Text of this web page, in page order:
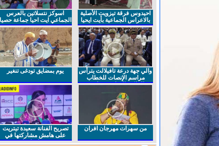
احيدوس فرقة تيزويت الأصلية
بالاعراس الجماعية بأيت ايحيا
اسوكز نتسلاتين بالعرس
الجماعي ايت احيا جماعة حصيا
والي جهة درعة تافيلالت يترأس
مراسم الإنصات للخطاب
الملكي السامي بمناسبة
يوم بمضايق تودغى تنغير
من سهرات مهرجان افران
تصريح الفنانة سعيدة تيتريت
على هامش مشاركتها في
مهرجان افران